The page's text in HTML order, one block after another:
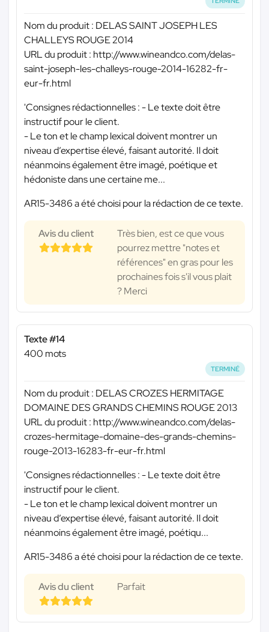
Nom du produit : DELAS SAINT JOSEPH LES
CHALLEYS ROUGE 2014
URL du produit : http://www.wineandco.com/delas-
saint-joseph-les-challeys-rouge-2014-16282-fr-
eur-fr.html
'Consignes rédactionnelles : - Le texte doit être
instructif pour le client.
- Le ton et le champ lexical doivent montrer un
niveau d’expertise élevé, faisant autorité. Il doit
néanmoins également être imagé, poétique et
hédoniste dans une certaine me...
AR15-3486 a été choisi pour la rédaction de ce texte.
Avis du client
Très bien, est ce que vous
pourrez mettre "notes et
références" en gras pour les
prochaines fois s'il vous plait
? Merci
Texte #14
400 mots
TERMINÉ
Nom du produit : DELAS CROZES HERMITAGE
DOMAINE DES GRANDS CHEMINS ROUGE 2013
URL du produit : http://www.wineandco.com/delas-
crozes-hermitage-domaine-des-grands-chemins-
rouge-2013-16283-fr-eur-fr.html
'Consignes rédactionnelles : - Le texte doit être
instructif pour le client.
- Le ton et le champ lexical doivent montrer un
niveau d’expertise élevé, faisant autorité. Il doit
néanmoins également être imagé, poétiqu...
AR15-3486 a été choisi pour la rédaction de ce texte.
Avis du client Parfait